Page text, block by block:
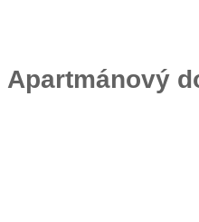
Apartmánový